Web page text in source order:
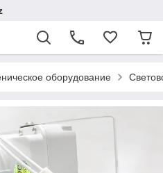
оборудование